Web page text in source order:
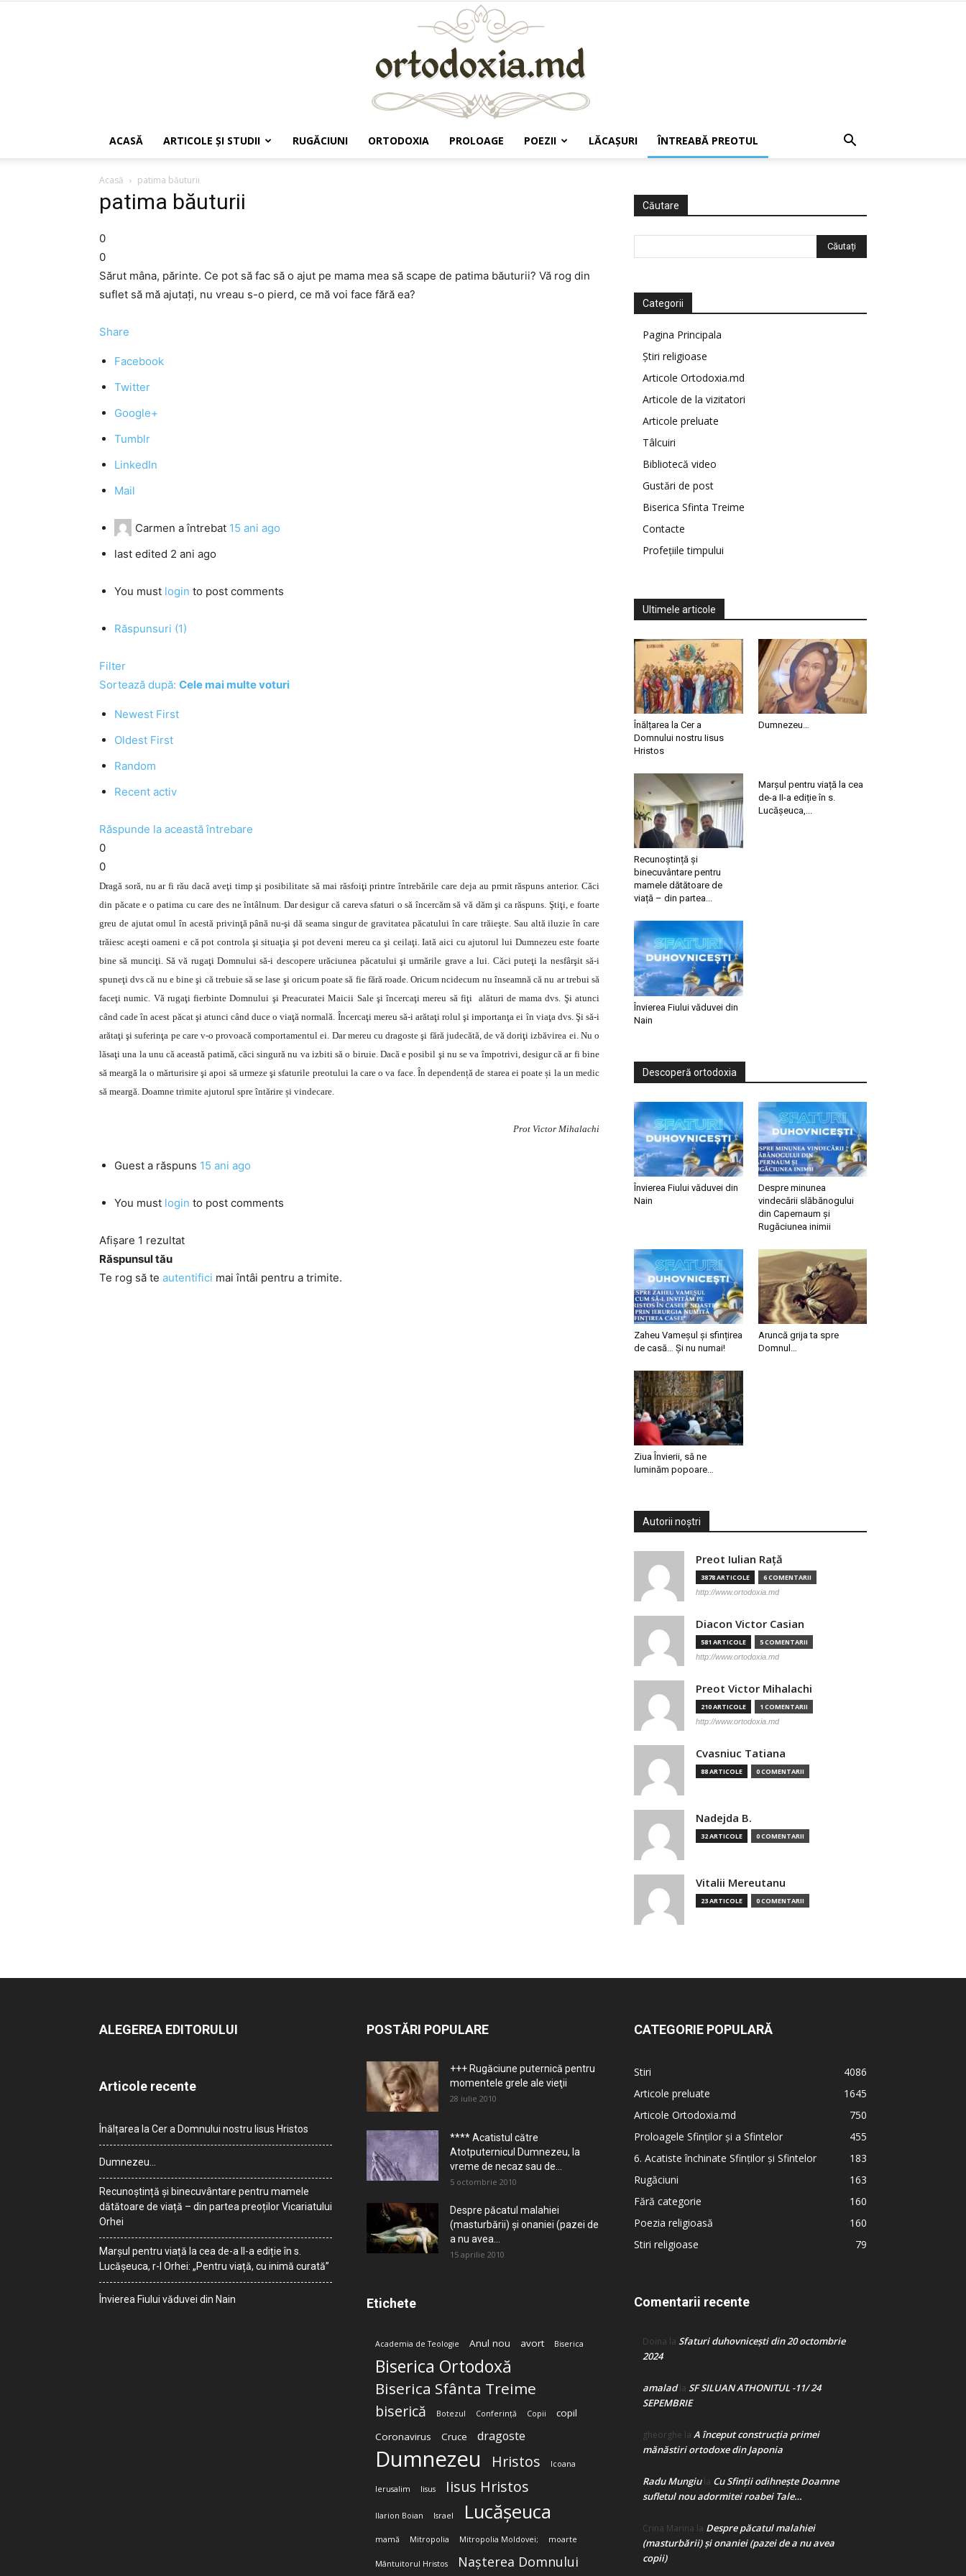
ACASĂ ARTICOLE ŞI STUDII RUGĂCIUNI ORTODOXIA PROLOAGE POEZII LĂCAŞURI ÎNTREABĂ PREOTUL
Acasă patima băuturii
patima băuturii
0
0
Sărut mâna, părinte. Ce pot să fac să o ajut pe mama mea să scape de patima băuturii? Vă rog din
suflet să mă ajutaţi, nu vreau s-o pierd, ce mă voi face fără ea?
Share
Facebook
Twitter
Google+
Tumblr
LinkedIn
Mail
Carmen a întrebat 15 ani ago
last edited 2 ani ago
You must login to post comments
Răspunsuri (1)
Filter
Sortează după: Cele mai multe voturi
Newest First
Oldest First
Random
Recent activ
Răspunde la această întrebare
0
0
Dragă soră, nu ar fi rău dacă aveţi timp şi posibilitate să mai răsfoiţi printre întrebările care deja au prmit răspuns anterior. Căci
din păcate e o patima cu care des ne întâlnum. Dar desigur că careva sfaturi o să încercăm să vă dăm şi ca răspuns. Ştiţi, e foarte
greu de ajutat omul în acestă privinţă până nu-şi dă seama singur de gravitatea păcatului în care trăieşte. Sau altă iluzie în care
trăiesc aceşti oameni e că pot controla şi situaţia şi pot deveni mereu ca şi ceilaţi. Iată aici cu ajutorul lui Dumnezeu este foarte
bine să munciţi. Să vă rugaţi Domnului să-i descopere urăciunea păcatului şi urmările grave a lui. Căci puteţi la nesfârşit să-i
spuneţi dvs că nu e bine şi că trebuie să se lase şi oricum poate să fie fără roade. Oricum ncidecum nu înseamnă că nu ar trebui să
faceţi numic. Vă rugaţi fierbinte Domnului şi Preacuratei Maicii Sale şi încercaţi mereu să fiţi alături de mama dvs. Şi atunci
când cade în acest păcat şi atunci când duce o viaţă normală. Încercaţi mereu să-i arătaţi rolul şi importanţa ei în viaţa dvs. Şi să-i
arătaţi şi suferinţa pe care v-o provoacă comportamentul ei. Dar mereu cu dragoste şi fără judecătă, de vă doriţi izbăvirea ei. Nu o
lăsaţi una la unu că această patimă, căci singură nu va izbiti să o biruie. Dacă e posibil şi nu se va împotrivi, desigur că ar fi bine
să meargă la o mărturisire şi apoi să urmeze şi sfaturile preotului la care o va face. În dependență de starea ei poate și la un medic
să meargă. Doamne trimite ajutorul spre întărire și vindecare.
Prot Victor Mihalachi
Guest a răspuns 15 ani ago
You must login to post comments
Afișare 1 rezultat
Răspunsul tău
Te rog să te autentifici mai întâi pentru a trimite.
Căutare
Categorii
Pagina Principala
Știri religioase
Articole Ortodoxia.md
Articole de la vizitatori
Articole preluate
Tâlcuiri
Bibliotecă video
Gustări de post
Biserica Sfinta Treime
Contacte
Profețiile timpului
Ultimele articole
Înălțarea la Cer a
Domnului nostru Iisus
Hristos
Dumnezeu…
Recunoștință și
binecuvântare pentru
mamele dătătoare de
viață – din partea...
Marșul pentru viață la cea
de-a II-a ediție în s.
Lucășeuca,...
Învierea Fiului văduvei din
Nain
Descoperă ortodoxia
Învierea Fiului văduvei din
Nain
Despre minunea
vindecării slăbănogului
din Capernaum și
Rugăciunea inimii
Zaheu Vameșul și sfințirea
de casă… Și nu numai!
Aruncă grija ta spre
Domnul…
Ziua Învierii, să ne
luminăm popoare…
Autorii noștri
Preot Iulian Raţă
3878 ARTICOLE 6 COMENTARII
http://www.ortodoxia.md
Diacon Victor Casian
581 ARTICOLE 5 COMENTARII
http://www.ortodoxia.md
Preot Victor Mihalachi
210 ARTICOLE 1 COMENTARII
http://www.ortodoxia.md
Cvasniuc Tatiana
88 ARTICOLE 0 COMENTARII
Nadejda B.
32 ARTICOLE 0 COMENTARII
Vitalii Mereutanu
23 ARTICOLE 0 COMENTARII
ALEGEREA EDITORULUI
Articole recente
Înălțarea la Cer a Domnului nostru Iisus Hristos
Dumnezeu…
Recunoștință și binecuvântare pentru mamele
dătătoare de viață – din partea preoților Vicariatului
Orhei
Marșul pentru viață la cea de-a II-a ediție în s.
Lucășeuca, r-l Orhei: „Pentru viață, cu inimă curată”
Învierea Fiului văduvei din Nain
POSTĂRI POPULARE
+++ Rugăciune puternică pentru
momentele grele ale vieţii
28 iulie 2010
**** Acatistul către
Atotputernicul Dumnezeu, la
vreme de necaz sau de...
5 octombrie 2010
Despre păcatul malahiei
(masturbării) şi onaniei (pazei de
a nu avea...
15 aprilie 2010
Etichete
Academia de Teologie Anul nou avort Biserica
Biserica Ortodoxă
Biserica Sfânta Treime
biserică Botezul Conferință Copii
copil
Coronavirus
Cruce dragoste
Dumnezeu Hristos Icoana
Ierusalim Iisus Iisus Hristos
Ilarion Boian Israel Lucășeuca
mamă Mitropolia Mitropolia Moldovei; moarte
Mântuitorul Hristos Nașterea Domnului
CATEGORIE POPULARĂ
Stiri
4086
Articole preluate
1645
Articole Ortodoxia.md
750
Proloagele Sfinților și a Sfintelor
455
6. Acatiste închinate Sfinților și Sfintelor
183
Rugăciuni
163
Fără categorie
160
Poezia religioasă
160
Stiri religioase
79
Comentarii recente
Doina la Sfaturi duhovnicești din 20 octombrie
2024
amaladla SF SILUAN ATHONITUL -11/ 24
SEPEMBRIE
gheorghe la A început construcţia primei
mănăstiri ortodoxe din Japonia
Radu Mungiula Cu Sfinții odihnește Doamne
sufletul nou adormitei roabei Tale…
Crina Marina la Despre păcatul malahiei
(masturbării) şi onaniei (pazei de a nu avea
copii)